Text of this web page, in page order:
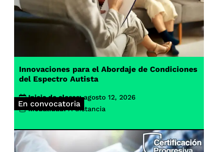
En convocatoria
Innovaciones para el Abordaje de Condiciones
del Espectro Autista
Inicio de clases: agosto 12, 2026
Modalidad: A distancia